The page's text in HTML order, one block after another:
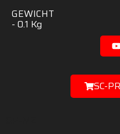
GEWICHT
- 0.1 Kg
SC-